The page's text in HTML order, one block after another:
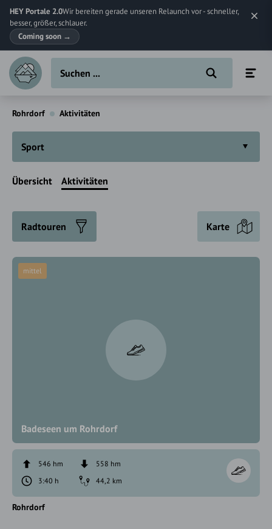
HEY Portale 2.0Wir bereiten gerade unseren Relaunch vor - schneller,
besser, größer, schlauer.
Coming soon →
Rohrdorf Aktivitäten
Sport
Übersicht Aktivitäten
Radtouren Karte
Badeseen um Rohrdorf
mittel
546 hm
558 hm
3:40 h
44,2 km
Rohrdorf